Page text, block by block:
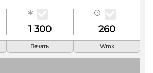
1 300 260
Печать Wmk